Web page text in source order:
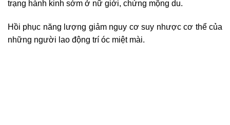
trạng hành kinh sớm ở nữ giới, chứng mộng du.
Hồi phục năng lượng giảm nguy cơ suy nhược cơ thể của
những người lao động trí óc miệt mài.